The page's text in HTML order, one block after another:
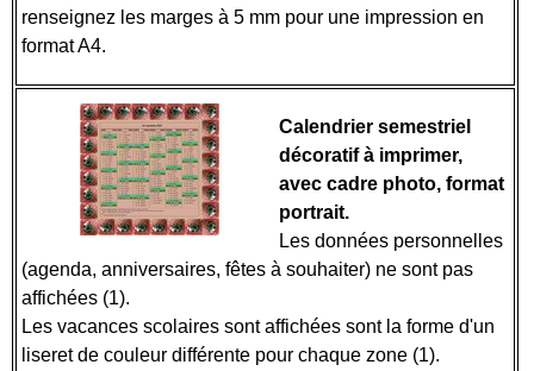
renseignez les marges à 5 mm pour une impression en
format A4.
Calendrier semestriel
décoratif à imprimer,
avec cadre photo, format
portrait.
Les données personnelles
(agenda, anniversaires, fêtes à souhaiter) ne sont pas
affichées (1).
Les vacances scolaires sont affichées sont la forme d'un
liseret de couleur différente pour chaque zone (1).